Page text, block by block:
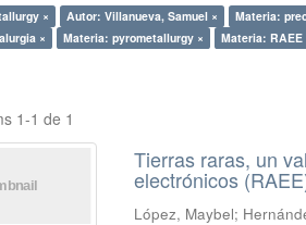
× Autor: Villanueva, Samuel × Materia:
×
Materia: pyrometallurgy × Materia: RAEE
1-1 de 1
Tierras raras, un
electrónicos
López, Maybel;